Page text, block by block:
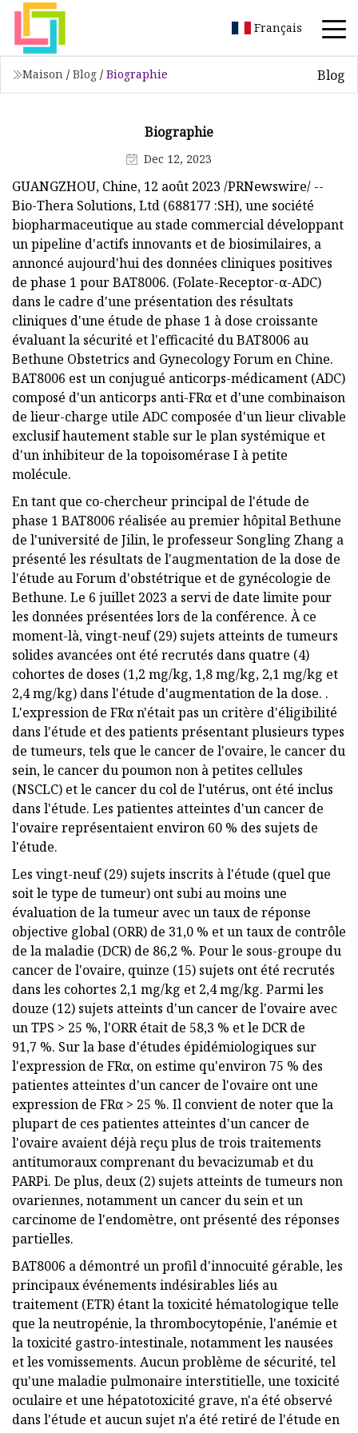
Français
Maison / Blog / Biographie Blog
Biographie
Dec 12, 2023
GUANGZHOU, Chine, 12 août 2023 /PRNewswire/ --
Bio-Thera Solutions, Ltd (688177 :SH), une société
biopharmaceutique au stade commercial développant
un pipeline d'actifs innovants et de biosimilaires, a
annoncé aujourd'hui des données cliniques positives
de phase 1 pour BAT8006. (Folate-Receptor-α-ADC)
dans le cadre d'une présentation des résultats
cliniques d'une étude de phase 1 à dose croissante
évaluant la sécurité et l'efficacité du BAT8006 au
Bethune Obstetrics and Gynecology Forum en Chine.
BAT8006 est un conjugué anticorps-médicament (ADC)
composé d'un anticorps anti-FRα et d'une combinaison
de lieur-charge utile ADC composée d'un lieur clivable
exclusif hautement stable sur le plan systémique et
d'un inhibiteur de la topoisomérase I à petite
molécule.
En tant que co-chercheur principal de l'étude de
phase 1 BAT8006 réalisée au premier hôpital Bethune
de l'université de Jilin, le professeur Songling Zhang a
présenté les résultats de l'augmentation de la dose de
l'étude au Forum d'obstétrique et de gynécologie de
Bethune. Le 6 juillet 2023 a servi de date limite pour
les données présentées lors de la conférence. À ce
moment-là, vingt-neuf (29) sujets atteints de tumeurs
solides avancées ont été recrutés dans quatre (4)
cohortes de doses (1,2 mg/kg, 1,8 mg/kg, 2,1 mg/kg et
2,4 mg/kg) dans l'étude d'augmentation de la dose. .
L'expression de FRα n'était pas un critère d'éligibilité
dans l'étude et des patients présentant plusieurs types
de tumeurs, tels que le cancer de l'ovaire, le cancer du
sein, le cancer du poumon non à petites cellules
(NSCLC) et le cancer du col de l'utérus, ont été inclus
dans l'étude. Les patientes atteintes d'un cancer de
l'ovaire représentaient environ 60 % des sujets de
l'étude.
Les vingt-neuf (29) sujets inscrits à l'étude (quel que
soit le type de tumeur) ont subi au moins une
évaluation de la tumeur avec un taux de réponse
objective global (ORR) de 31,0 % et un taux de contrôle
de la maladie (DCR) de 86,2 %. Pour le sous-groupe du
cancer de l'ovaire, quinze (15) sujets ont été recrutés
dans les cohortes 2,1 mg/kg et 2,4 mg/kg. Parmi les
douze (12) sujets atteints d'un cancer de l'ovaire avec
un TPS > 25 %, l'ORR était de 58,3 % et le DCR de
91,7 %. Sur la base d'études épidémiologiques sur
l'expression de FRα, on estime qu'environ 75 % des
patientes atteintes d'un cancer de l'ovaire ont une
expression de FRα > 25 %. Il convient de noter que la
plupart de ces patientes atteintes d'un cancer de
l'ovaire avaient déjà reçu plus de trois traitements
antitumoraux comprenant du bevacizumab et du
PARPi. De plus, deux (2) sujets atteints de tumeurs non
ovariennes, notamment un cancer du sein et un
carcinome de l'endomètre, ont présenté des réponses
partielles.
BAT8006 a démontré un profil d'innocuité gérable, les
principaux événements indésirables liés au
traitement (ETR) étant la toxicité hématologique telle
que la neutropénie, la thrombocytopénie, l'anémie et
la toxicité gastro-intestinale, notamment les nausées
et les vomissements. Aucun problème de sécurité, tel
qu'une maladie pulmonaire interstitielle, une toxicité
oculaire et une hépatotoxicité grave, n'a été observé
dans l'étude et aucun sujet n'a été retiré de l'étude en